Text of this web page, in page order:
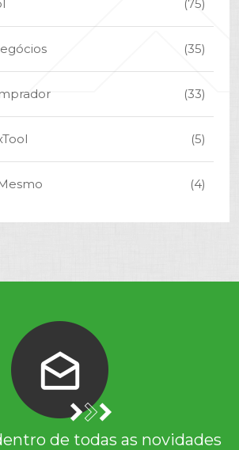
(75)
(35)
(33)
(5)
(4)
de todas as novidades